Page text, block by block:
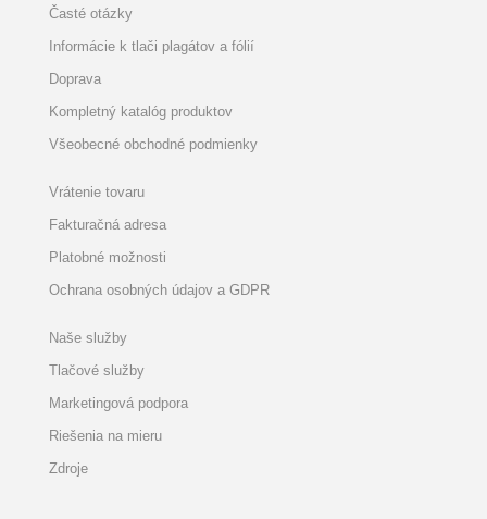
Časté otázky
Informácie k tlači plagátov a fólií
Doprava
Kompletný katalóg produktov
Všeobecné obchodné podmienky
Vrátenie tovaru
Fakturačná adresa
Platobné možnosti
Ochrana osobných údajov a GDPR
Naše služby
Tlačové služby
Marketingová podpora
Riešenia na mieru
Zdroje